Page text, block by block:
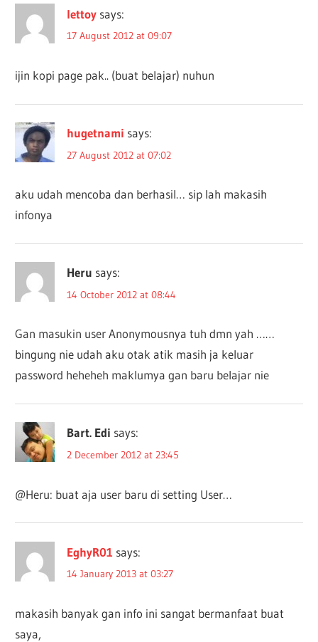
lettoy says:
17 August 2012 at 09:07
ijin kopi page pak.. (buat belajar) nuhun
hugetnami says:
27 August 2012 at 07:02
aku udah mencoba dan berhasil… sip lah makasih
infonya
Heru says:
14 October 2012 at 08:44
Gan masukin user Anonymousnya tuh dmn yah ……
bingung nie udah aku otak atik masih ja keluar
password heheheh maklumya gan baru belajar nie
Bart. Edi says:
2 December 2012 at 23:45
@Heru: buat aja user baru di setting User…
EghyR01 says:
14 January 2013 at 03:27
makasih banyak gan info ini sangat bermanfaat buat
saya,